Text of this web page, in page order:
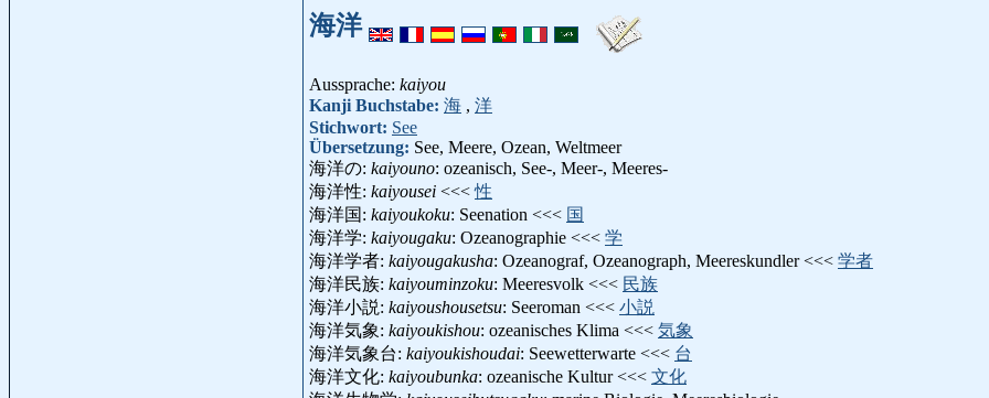
海洋
Aussprache: kaiyou
Kanji Buchstabe: 海 , 洋
Stichwort: See
Übersetzung: See, Meere, Ozean, Weltmeer
海洋の: kaiyouno: ozeanisch, See-, Meer-, Meeres-
海洋性: kaiyousei <<<性
海洋国: kaiyoukoku: Seenation <<< 国
海洋学: kaiyougaku: Ozeanographie <<< 学
海洋学者: kaiyougakusha: Ozeanograf, Ozeanograph, Meereskundler <<< 学者
海洋民族: kaiyouminzoku: Meeresvolk <<< 民族
海洋小説: kaiyoushousetsu: Seeroman <<< 小説
海洋気象: kaiyoukishou: ozeanisches Klima <<< 気象
海洋気象台: kaiyoukishoudai: Seewetterwarte <<< 台
海洋文化: kaiyoubunka: ozeanische Kultur <<< 文化